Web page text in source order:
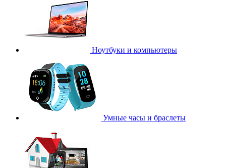
Ноутбуки и компьютеры
Умные часы и браслеты